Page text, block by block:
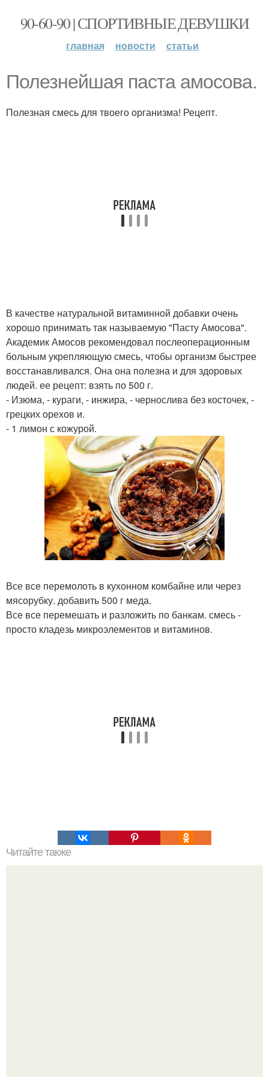
90-60-90 | СПОРТИВНЫЕ ДЕВУШКИ
главная новости статьи
Полезнейшая паста амосова.
Полезная смесь для твоего организма! Рецепт.
В качестве натуральной витаминной добавки очень
хорошо принимать так называемую "Пасту Амосова".
Академик Амосов рекомендовал послеоперационным
больным укрепляющую смесь, чтобы организм быстрее
восстанавливался. Она она полезна и для здоровых
людей. ее рецепт: взять по 500 г.
- Изюма, - кураги, - инжира, - чернослива без косточек, -
грецких орехов и.
- 1 лимон с кожурой.
Все все перемолоть в кухонном комбайне или через
мясорубку. добавить 500 г меда.
Все все перемешать и разложить по банкам. смесь -
просто кладезь микроэлементов и витаминов.
Читайте также